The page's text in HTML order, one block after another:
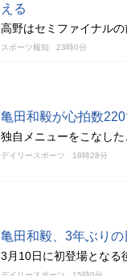
える
高野はセミファイナル
スポーツ報知 23時0分
亀田和毅が心拍数
独自メニューをこなし
デイリースポーツ 18時28分
亀田和毅、3年ぶり
3月10日に初登場となる